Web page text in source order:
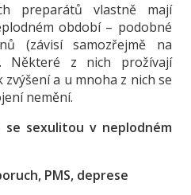
preparátů vlastně mají
období – podobné
(závisí samozřejmě na
Některé z nich prožívají
a u mnoha z nich se
nemění.
se sexulitou v neplodném
PMS, deprese